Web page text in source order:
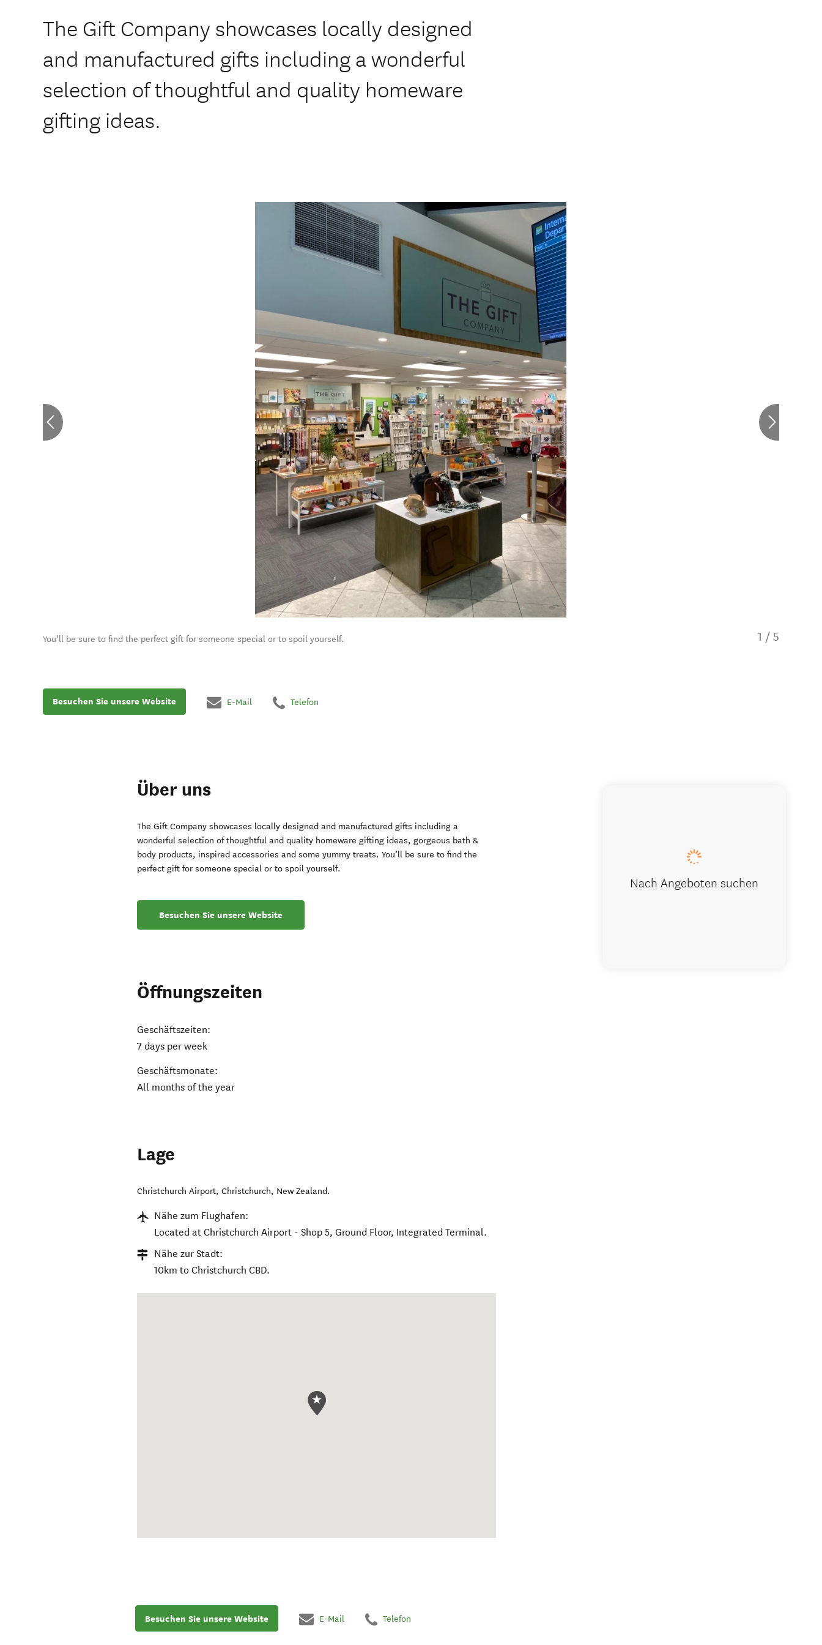
The Gift Company showcases locally designed
and manufactured gifts including a wonderful
selection of thoughtful and quality homeware
gifting ideas.
You’ll be sure to find the perfect gift for someone special or to spoil yourself. 1 / 5
Besuchen Sie unsere Website E-Mail Telefon
Über uns
The Gift Company showcases locally designed and manufactured gifts including a
wonderful selection of thoughtful and quality homeware gifting ideas, gorgeous bath &
body products, inspired accessories and some yummy treats. You’ll be sure to find the
perfect gift for someone special or to spoil yourself.
Besuchen Sie unsere Website
Öffnungszeiten
Geschäftszeiten:
7 days per week
Geschäftsmonate:
All months of the year
Lage
Christchurch Airport,Christchurch, New Zealand.
Nähe zum Flughafen:
Located at Christchurch Airport - Shop 5, Ground Floor, Integrated Terminal.
Nähe zur Stadt:
10km to Christchurch CBD.
Nach Angeboten suchen
Besuchen Sie unsere Website E-Mail Telefon